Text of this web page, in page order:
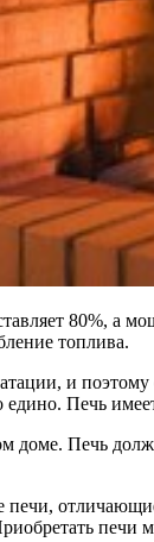
80%, а
топлива.
и
Печь
доме. Печь
печи,